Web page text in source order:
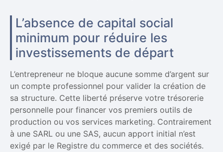
L’absence de capital social
minimum pour réduire les
investissements de départ
L’entrepreneur ne bloque aucune somme d’argent sur
un compte professionnel pour valider la création de
sa structure. Cette liberté préserve votre trésorerie
personnelle pour financer vos premiers outils de
production ou vos services marketing. Contrairement
à une SARL ou une SAS, aucun apport initial n’est
exigé par le Registre du commerce et des sociétés.